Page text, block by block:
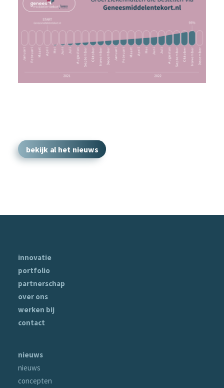
bekijk al het nieuws
innovatie
portfolio
partnerschap
over ons
werken bij
contact
nieuws
nieuws
concepten